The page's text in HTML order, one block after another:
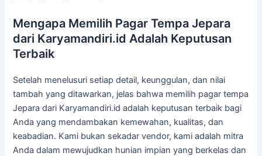
Mengapa Memilih Pagar Tempa Jepara
dari Karyamandiri.id Adalah Keputusan
Terbaik
Setelah menelusuri setiap detail, keunggulan, dan nilai
tambah yang ditawarkan, jelas bahwa memilih pagar tempa
Jepara dari Karyamandiri.id adalah keputusan terbaik bagi
Anda yang mendambakan kemewahan, kualitas, dan
keabadian. Kami bukan sekadar vendor, kami adalah mitra
Anda dalam mewujudkan hunian impian yang berkelas dan